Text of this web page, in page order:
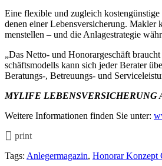
Eine flexible und zugleich
denen einer Lebensversicherung. Makler
menstellen – und die Anlagestrategie
„Das Netto- und Honorargeschäft
schäftsmodells kann sich jeder Berater
Beratungs-, Betreuungs- und
MYLIFE LEBENSVERSICHERUNG
Weitere Informationen finden Sie unter:
print
Tags: Anlegermagazin, Honorar Konzept